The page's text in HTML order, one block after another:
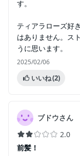
す。
ティアラローズ好
はありません。ス
うに思います。
2025/02/06
いいね(2)
ブドウさん
2.0
前髪！